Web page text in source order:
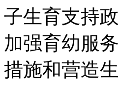
子生育支持
加强育幼服
措施和营造